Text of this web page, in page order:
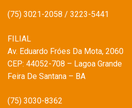
(75) 3021-2058 / 3223-5441
FILIAL
Av. Eduardo Fróes Da Mota, 2060
CEP: 44052-708 – Lagoa Grande
Feira De Santana – BA
(75) 3030-8362